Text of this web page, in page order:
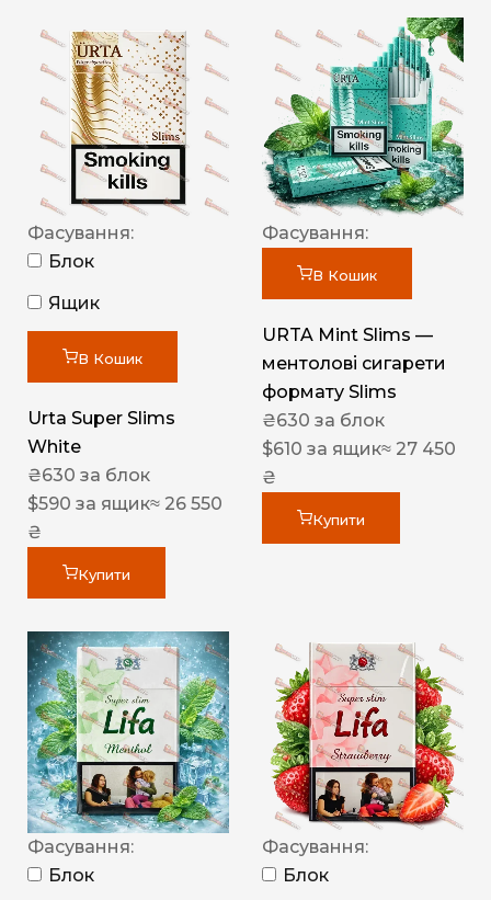
Фасування:
Блок
Ящик
В Кошик
Urta Super Slims
White
₴630 за блок
$590 за ящик≈ 26 550
₴
Купити
Фасування:
В Кошик
URTA Mint Slims —
ментолові сигарети
формату Slims
₴630 за блок
$610 за ящик≈ 27 450
₴
Купити
Фасування:
Блок
Фасування:
Блок